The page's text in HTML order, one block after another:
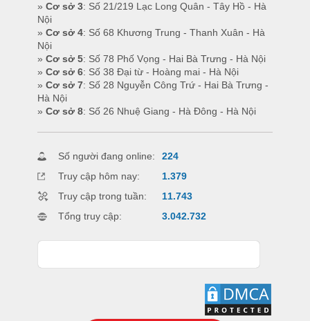
» Cơ sở 3: Số 21/219 Lạc Long Quân - Tây Hồ - Hà
Nội
» Cơ sở 4: Số 68 Khương Trung - Thanh Xuân - Hà
Nội
» Cơ sở 5: Số 78 Phố Vọng - Hai Bà Trưng - Hà Nội
» Cơ sở 6: Số 38 Đại từ - Hoàng mai - Hà Nội
» Cơ sở 7: Số 28 Nguyễn Công Trứ - Hai Bà Trưng -
Hà Nội
» Cơ sở 8: Số 26 Nhuệ Giang - Hà Đông - Hà Nội
Số người đang online:
224
Truy cập hôm nay:
1.379
Truy cập trong tuần:
11.743
Tổng truy cập:
3.042.732